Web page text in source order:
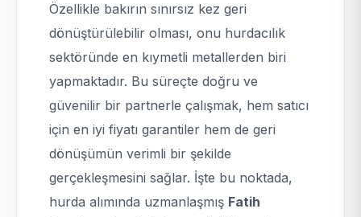
Özellikle bakırın sınırsız kez geri
dönüştürülebilir olması, onu hurdacılık
sektöründe en kıymetli metallerden biri
yapmaktadır. Bu süreçte doğru ve
güvenilir bir partnerle çalışmak, hem satıcı
için en iyi fiyatı garantiler hem de geri
dönüşümün verimli bir şekilde
gerçekleşmesini sağlar. İşte bu noktada,
hurda alımında uzmanlaşmış Fatih